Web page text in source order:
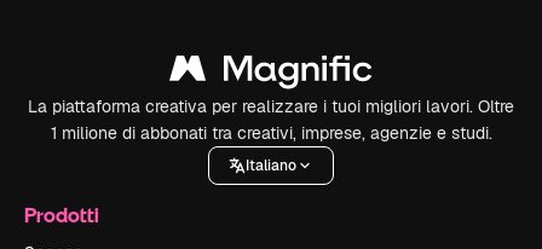
La piattaforma creativa per realizzare i tuoi migliori lavori. Oltre
1 milione di abbonati tra creativi, imprese, agenzie e studi.
Italiano
Prodotti